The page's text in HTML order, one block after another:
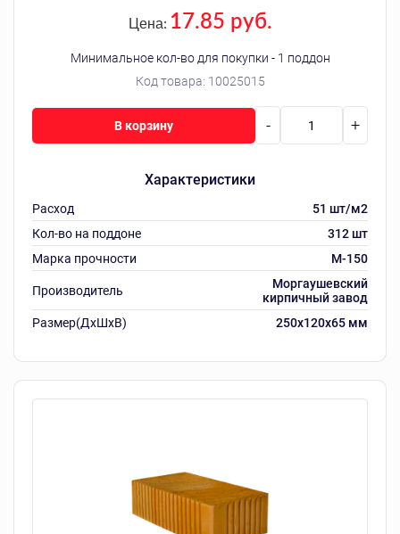
Код товара: 10025015
Цена: 17.85 руб.
Минимальное кол-во для покупки - 1 поддон
Характеристики
Расход
51 шт/м2
Кол-во на поддоне
312 шт
Марка прочности
M-150
Производитель
Моргаушевский
кирпичный завод
Размер(ДхШхВ)
250х120х65 мм
- +
В корзину